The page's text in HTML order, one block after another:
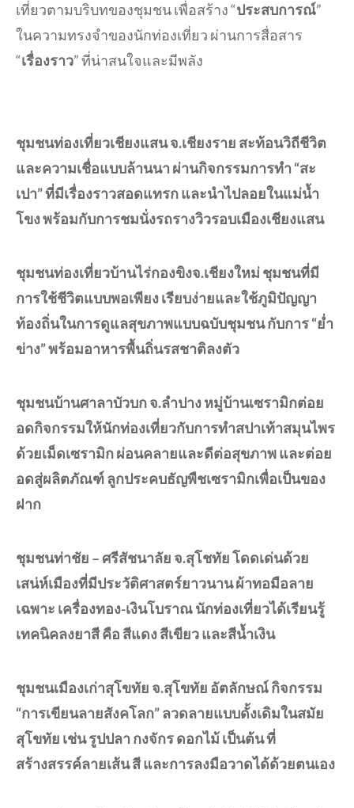
เที่ยวตามบริบทของชุมชน เพื่อสร้าง “ประสบการณ์”
ในความทรงจำของนักท่องเที่ยว ผ่านการสื่อสาร
“เรื่องราว” ที่น่าสนใจและมีพลัง
ชุมชนท่องเที่ยวเชียงแสน จ.เชียงราย สะท้อนวิถีชีวิต
และความเชื่อแบบล้านนา ผ่านกิจกรรมการทำ “สะ
เปา” ที่มีเรื่องราวสอดแทรก และนำไปลอยในแม่น้ำ
โขง พร้อมกับการชมนั่งรถรางวิวรอบเมืองเชียงแสน
ชุมชนท่องเที่ยวบ้านไร่กองขิงจ.เชียงใหม่ ชุมชนที่มี
การใช้ชีวิตแบบพอเพียง เรียบง่ายและใช้ภูมิปัญญา
ท้องถิ่นในการดูแลสุขภาพแบบฉบับชุมชน กับการ “ย่ำ
ข่าง” พร้อมอาหารพื้นถิ่นรสชาติลงตัว
ชุมชนบ้านศาลาบัวบก จ.ลำปาง หมู่บ้านเซรามิกต่อย
อดกิจกรรมให้นักท่องเที่ยวกับการทำสปาเท้าสมุนไพร
ด้วยเม็ดเซรามิก ผ่อนคลายและดีต่อสุขภาพ และต่อย
อดสู่ผลิตภัณฑ์ ลูกประคบธัญพืชเซรามิกเพื่อเป็นของ
ฝาก
ชุมชนท่าชัย – ศรีสัชนาลัย จ.สุโชทัย โดดเด่นด้วย
เสน่ห์เมืองที่มีประวัติศาสตร์ยาวนาน ผ้าทอมือลาย
เฉพาะ เครื่องทอง-เงินโบราณ นักท่องเที่ยวได้เรียนรู้
เทคนิคลงยาสี คือ สีแดง สีเขียว และสีน้ำเงิน
ชุมชนเมืองเก่าสุโขทัย จ.สุโขทัย อัตลักษณ์ กิจกรรม
“การเขียนลายสังคโลก” ลวดลายแบบดั้งเดิมในสมัย
สุโขทัย เช่น รูปปลา กงจักร ดอกไม้ เป็นต้น ที่
สร้างสรรค์ลายเส้น สี และการลงมือวาดได้ด้วยตนเอง